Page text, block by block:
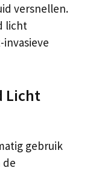
versnellen.
licht
Licht
gebruik
de